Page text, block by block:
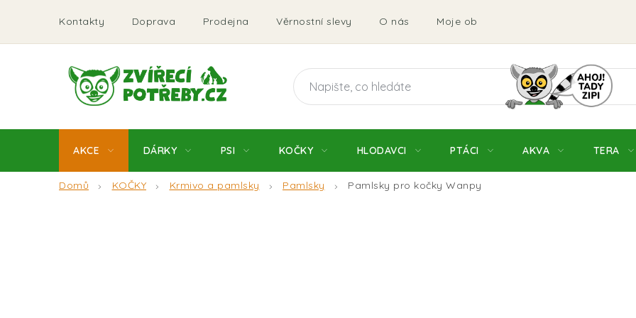
obsah
Kontakty Doprava Prodejna Věrnostní slevy O nás Moje objednávka Obchodní
AKCE DÁRKY PSI KOČKY HLODAVCI PTÁCI AKVA TERA
Domů KOČKY Krmivo a pamlsky Pamlsky Pamlsky pro kočky Wanpy